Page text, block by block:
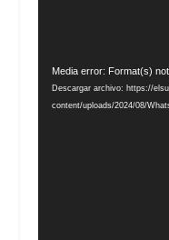
Reproductor
de
vídeo
Media error: Format(s)
Descargar archivo: https://
content/uploads/2024/08/